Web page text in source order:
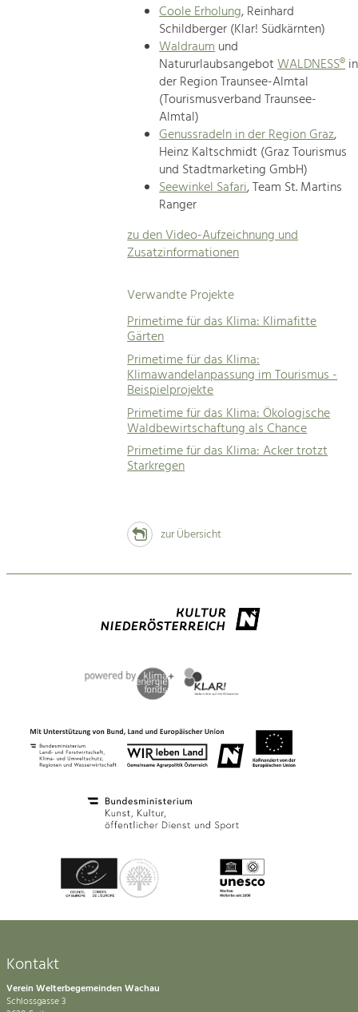
Coole Erholung, Reinhard
Schildberger (Klar! Südkärnten)
Waldraumund
NatururlaubsangebotWALDNESS®in
der Region Traunsee-Almtal
(Tourismusverband Traunsee-
Almtal)
Genussradeln in der Region Graz,
Heinz Kaltschmidt (Graz Tourismus
und Stadtmarketing GmbH)
Seewinkel Safari, Team St. Martins
Ranger
zu den Video-Aufzeichnung und
Zusatzinformationen
Verwandte Projekte
Primetime für das Klima: Klimafitte
Gärten
Primetime für das Klima:
Klimawandelanpassung im Tourismus -
Beispielprojekte
Primetime für das Klima: Ökologische
Waldbewirtschaftung als Chance
Primetime für das Klima: Acker trotzt
Starkregen
zur Übersicht
Kontakt
Verein Welterbegemeinden Wachau
Schlossgasse 3